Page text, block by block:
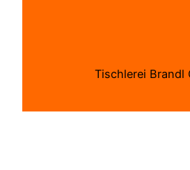
Tischlerei Brandl